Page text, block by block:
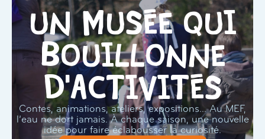
Un musée qui
bouillonne
d'activités
Contes, animations, ateliers, expositions… Au MEF,
l’eau ne dort jamais. À chaque saison, une nouvelle
idée pour faire éclabousser la curiosité.